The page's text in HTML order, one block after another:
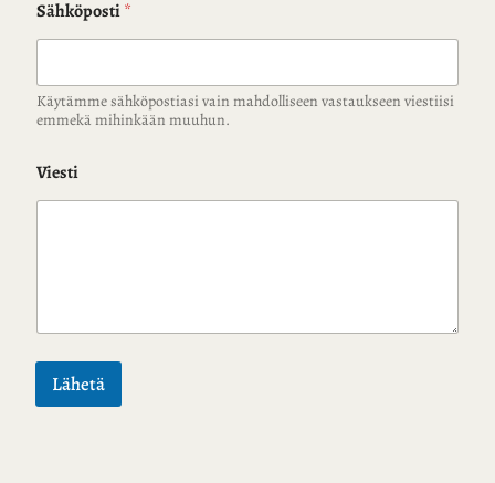
Sähköposti*
Käytämme sähköpostiasi vain mahdolliseen vastaukseen viestiisi
emmekä mihinkään muuhun.
Viesti
Lähetä